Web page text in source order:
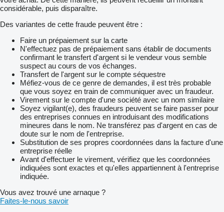
considérable, puis disparaître.
Des variantes de cette fraude peuvent être :
Faire un prépaiement sur la carte
N'effectuez pas de prépaiement sans établir de documents
confirmant le transfert d'argent si le vendeur vous semble
suspect au cours de vos échanges.
Transfert de l'argent sur le compte séquestre
Méfiez-vous de ce genre de demandes, il est très probable
que vous soyez en train de communiquer avec un fraudeur.
Virement sur le compte d'une société avec un nom similaire
Soyez vigilant(e), des fraudeurs peuvent se faire passer pour
des entreprises connues en introduisant des modifications
mineures dans le nom. Ne transférez pas d'argent en cas de
doute sur le nom de l'entreprise.
Substitution de ses propres coordonnées dans la facture d'une
entreprise réelle
Avant d'effectuer le virement, vérifiez que les coordonnées
indiquées sont exactes et qu'elles appartiennent à l'entreprise
indiquée.
Vous avez trouvé une arnaque ?
Faites-le-nous savoir